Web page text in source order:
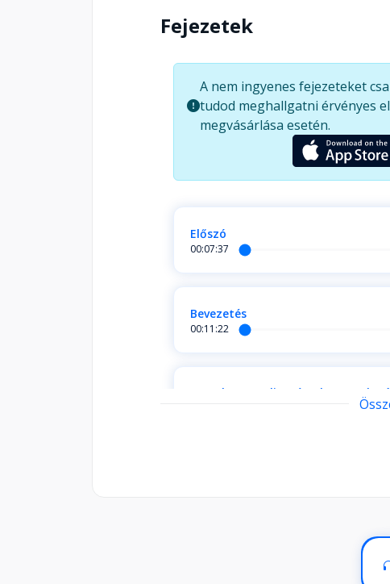
Megtanítja, hogyan szüntessük meg
az elme tiszta théta-állapotban van,
Teremtőjéhez kapcsolódunk, és így
gyógyulás.
Fejezetek
A nem ingyenes fejezeteket
tudod meghallgatni érvényes
megvásárlása esetén.
Előszó
00:07:37
Bevezetés
00:11:22
1. A ThetaHealing-érzelemmunka